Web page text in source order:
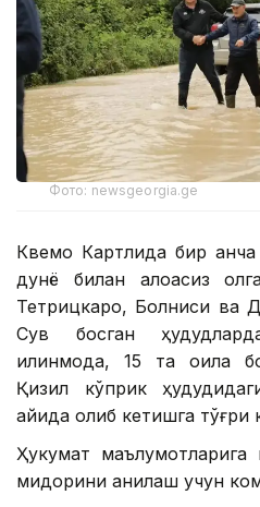
Фото: newsgeorgia.ge
Квемо Картлида бир
дунё билан алоқасиз
Тетрицкаро, Болниси ва
Сув босган
қилинмоқда, 15 та оила
Қизил кўприк
қайиқда олиб кетишга тўғри
Ҳукумат маълумотларига
миқдорини аниқлаш учун